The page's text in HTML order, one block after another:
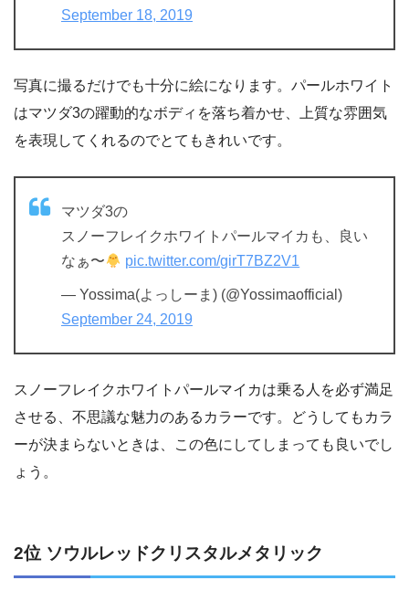
September 18, 2019
写真に撮るだけでも十分に絵になります。パールホワイト
はマツダ3の躍動的なボディを落ち着かせ、上質な雰囲気
を表現してくれるのでとてもきれいです。
マツダ3の
スノーフレイクホワイトパールマイカも、良い
なぁ〜
pic.twitter.com/girT7BZ2V1
— Yossima(よっしーま) (@Yossimaofficial)
September 24, 2019
スノーフレイクホワイトパールマイカは乗る人を必ず満足
させる、不思議な魅力のあるカラーです。どうしてもカラ
ーが決まらないときは、この色にしてしまっても良いでし
ょう。
2位 ソウルレッドクリスタルメタリック